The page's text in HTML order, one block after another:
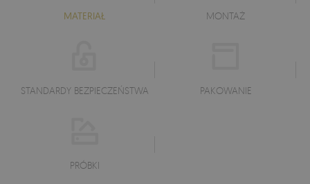
MATERIAŁ MONTAŻ
STANDARDY BEZPIECZEŃSTWA PAKOWANIE
PRÓBKI